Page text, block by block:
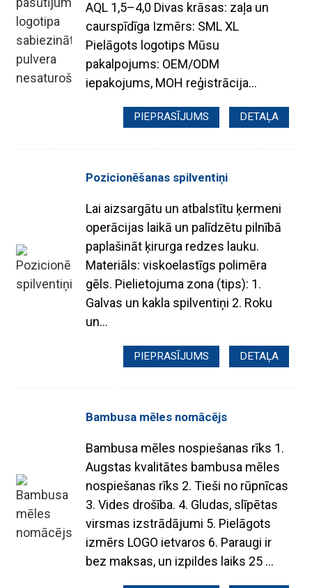
AQL 1,5–4,0 Divas krāsas: zaļa un
caurspīdīga Izmērs: SML XL
Pielāgots logotips Mūsu
pakalpojums: OEM/ODM
iepakojums, MOH reģistrācija...
PIEPRASĪJUMS DETAĻA
Pozicionēšanas spilventiņi
Lai aizsargātu un atbalstītu ķermeni
operācijas laikā un palīdzētu pilnībā
paplašināt ķirurga redzes lauku.
Materiāls: viskoelastīgs polimēra
gēls. Pielietojuma zona (tips): 1.
Galvas un kakla spilventiņi 2. Roku
un...
PIEPRASĪJUMS DETAĻA
Bambusa mēles nomācējs
Bambusa mēles nospiešanas rīks 1.
Augstas kvalitātes bambusa mēles
nospiešanas rīks 2. Tieši no rūpnīcas
3. Vides drošība. 4. Gludas, slīpētas
virsmas izstrādājumi 5. Pielāgots
izmērs LOGO ietvaros 6. Paraugi ir
bez maksas, un izpildes laiks 25 ...